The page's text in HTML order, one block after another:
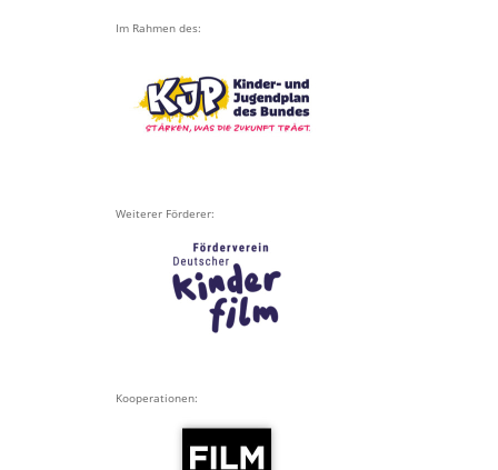
Im Rahmen des:
Weiterer Förderer:
Kooperationen: